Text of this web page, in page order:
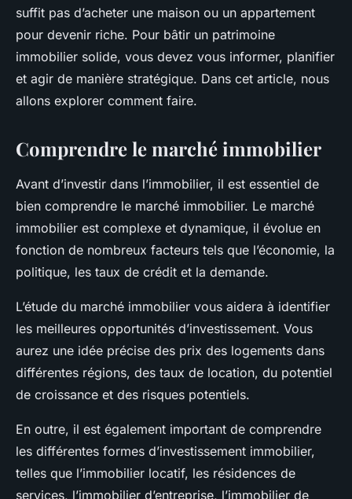
suffit pas d’acheter une maison ou un appartement
pour devenir riche. Pour bâtir un patrimoine
immobilier solide, vous devez vous informer, planifier
et agir de manière stratégique. Dans cet article, nous
allons explorer comment faire.
Comprendre le marché immobilier
Avant d’investir dans l’immobilier, il est essentiel de
bien comprendre le marché immobilier. Le marché
immobilier est complexe et dynamique, il évolue en
fonction de nombreux facteurs tels que l’économie, la
politique, les taux de crédit et la demande.
L’étude du marché immobilier vous aidera à identifier
les meilleures opportunités d’investissement. Vous
aurez une idée précise des prix des logements dans
différentes régions, des taux de location, du potentiel
de croissance et des risques potentiels.
En outre, il est également important de comprendre
les différentes formes d’investissement immobilier,
telles que l’immobilier locatif, les résidences de
services, l’immobilier d’entreprise, l’immobilier de